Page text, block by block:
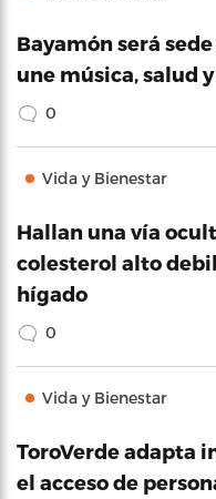
Bayamón será
une música, salud
0
Vida y Bienestar
Hallan una vía
colesterol alto
hígado
0
Vida y Bienestar
ToroVerde adapta
el acceso de